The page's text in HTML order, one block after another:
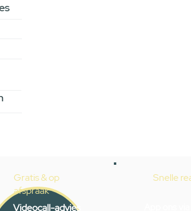
Gratis & op
afspraak
Videocall-advies
Snelle